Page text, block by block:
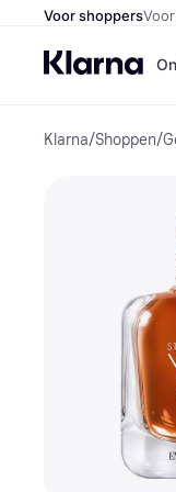
Voor shoppers
Klarna/Shoppen/